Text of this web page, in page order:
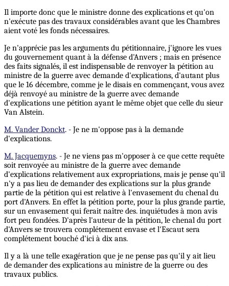
Il importe donc que le ministre donne des explications et qu'on
n'exécute pas des travaux considérables avant que les Chambres
aient voté les fonds nécessaires.
Je n'apprécie pas les arguments du pétitionnaire, j'ignore les vues
du gouvernement quant à la défense d'Anvers ; mais en présence
des faits signalés, il est indispensable de renvoyer la pétition au
ministre de la guerre avec demande d'explications, d'autant plus
que le 16 décembre, comme je le disais en commençant, vous avez
déjà renvoyé au ministre de la guerre avec demande
d'explications une pétition ayant le même objet que celle du sieur
Van Alstein.
M. Vander Donckt. - Je ne m'oppose pas à la demande
d'explications.
M. Jacquemyns. - Je ne viens pas m'opposer à ce que cette requête
soit renvoyée au ministre de la guerre avec demande
d'explications relativement aux expropriations, mais je pense qu'il
n'y a pas lieu de demander des explications sur la plus grande
partie de la pétition qui est relative à l'envasement du chenal du
port d'Anvers. En effet la pétition porte, pour la plus grande partie,
sur un envasement qui ferait naître des. inquiétudes à mon avis
fort peu fondées. D'après l'auteur de la pétition, le chenal du port
d'Anvers se trouvera complétement envase et l'Escaut sera
complétement bouché d'ici à dix ans.
Il y a là une telle exagération que je ne pense pas qu'il y ait lieu
de demander des explications au ministre de la guerre ou des
travaux publics.